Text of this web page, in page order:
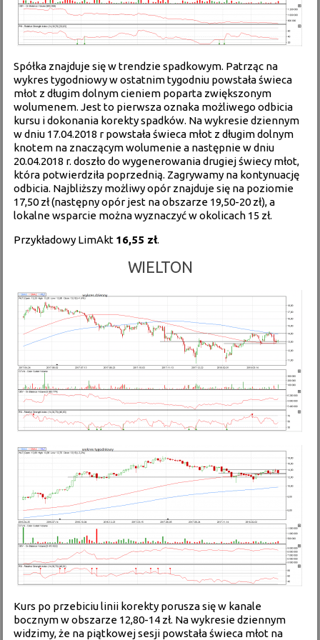
Spółka znajduje się w trendzie spadkowym. Patrząc na
wykres tygodniowy w ostatnim tygodniu powstała świeca
młot z długim dolnym cieniem poparta zwiększonym
wolumenem. Jest to pierwsza oznaka możliwego odbicia
kursu i dokonania korekty spadków. Na wykresie dziennym
w dniu 17.04.2018 r powstała świeca młot z długim dolnym
knotem na znaczącym wolumenie a następnie w dniu
20.04.2018 r. doszło do wygenerowania drugiej świecy młot,
która potwierdziła poprzednią. Zagrywamy na kontynuację
odbicia. Najbliższy możliwy opór znajduje się na poziomie
17,50 zł (następny opór jest na obszarze 19,50-20 zł), a
lokalne wsparcie można wyznaczyć w okolicach 15 zł.
Przykładowy LimAkt 16,55 zł.
WIELTON
Kurs po przebiciu linii korekty porusza się w kanale
bocznym w obszarze 12,80-14 zł. Na wykresie dziennym
widzimy, że na piątkowej sesji powstała świeca młot na